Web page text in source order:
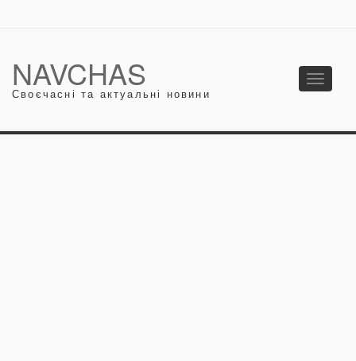
NAVCHAS
Своєчасні та актуальні новини
Toggle